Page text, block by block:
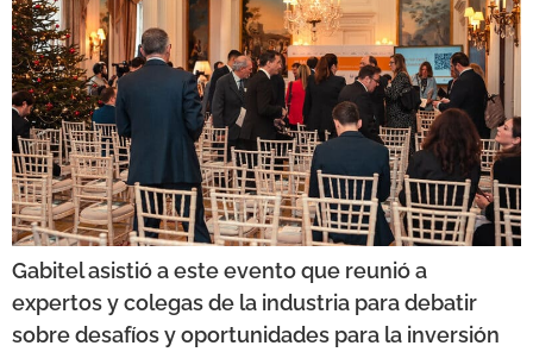
Gabitel asistió a este evento que reunió a
expertos y colegas de la industria para debatir
sobre desafíos y oportunidades para la inversión